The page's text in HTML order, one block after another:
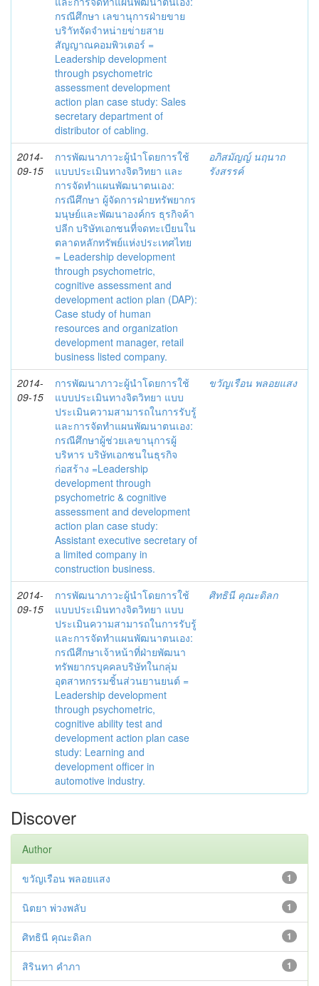
กรณีศึกษา เลขานุการฝ่ายขาย
บริาัทจัดจำหน่ายข่ายสาย
สัญญาณคอมพิวเตอร์ =
Leadership development
through psychometric
assessment development
action plan case study: Sales
secretary department of
distributor of cabling.
2014-
09-15
การพัฒนาภาวะผู้นำโดยการใช้
แบบประเมินทางจิตวิทยา และ
การจัดทำแผนพัฒนาตนเอง:
กรณีศึกษา ผู้จัดการฝ่ายทรัพยากร
มนุษย์และพัฒนาองค์กร ธุรกิจค้า
ปลีก บริษัทเอกชนที่จดทะเบียนใน
ตลาดหลักทรัพย์แห่งประเทศไทย
= Leadership development
through psychometric,
cognitive assessment and
development action plan (DAP):
Case study of human
resources and organization
development manager, retail
business listed company.
อภิสมัญญ์ นฤนาถ
รังสรรค์
2014-
09-15
การพัฒนาภาวะผู้นำโดยการใช้
แบบประเมินทางจิตวิทยา แบบ
ประเมินความสามารถในการรับรู้
และการจัดทำแผนพัฒนาตนเอง:
กรณีศึกษาผู้ช่วยเลขานุการผู้
บริหาร บริษัทเอกชนในธุรกิจ
ก่อสร้าง =Leadership
development through
psychometric & cognitive
assessment and development
action plan case study:
Assistant executive secretary of
a limited company in
construction business.
ขวัญเรือน พลอยแสง
2014-
09-15
การพัฒนาภาวะผู้นำโดยการใช้
แบบประเมินทางจิตวิทยา แบบ
ประเมินความสามารถในการรับรู้
และการจัดทำแผนพัฒนาตนเอง:
กรณีศึกษาเจ้าหน้าที่ฝ่ายพัฒนา
ทรัพยากรบุคคลบริษัทในกลุ่ม
อุตสาหกรรมชิ้นส่วนยานยนต์ =
Leadership development
through psychometric,
cognitive ability test and
development action plan case
study: Learning and
development officer in
automotive industry.
ศิทธินี คุณะดิลก
Discover
Author
1
ขวัญเรือน พลอยแสง
1
นิตยา พ่วงพลับ
1
ศิทธินี คุณะดิลก
1
สิรินทา คำภา